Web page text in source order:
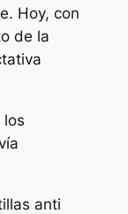
Hoy, con
de la
los
anti